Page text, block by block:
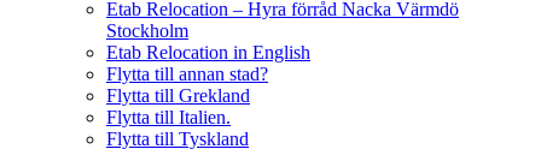
Etab Relocation – Hyra förråd Nacka Värmdö
Stockholm
Etab Relocation in English
Flytta till annan stad?
Flytta till Grekland
Flytta till Italien.
Flytta till Tyskland